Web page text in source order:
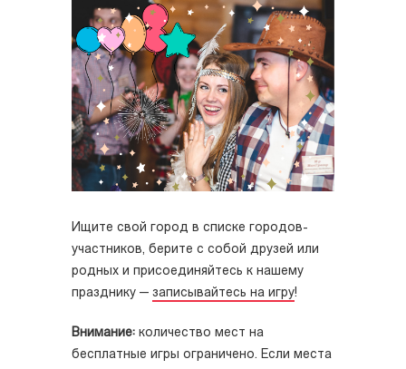
Ищите свой город в списке городов-
участников, берите с собой друзей или
родных и присоединяйтесь к нашему
празднику — записывайтесь на игру!
Внимание: количество мест на
бесплатные игры ограничено. Если места